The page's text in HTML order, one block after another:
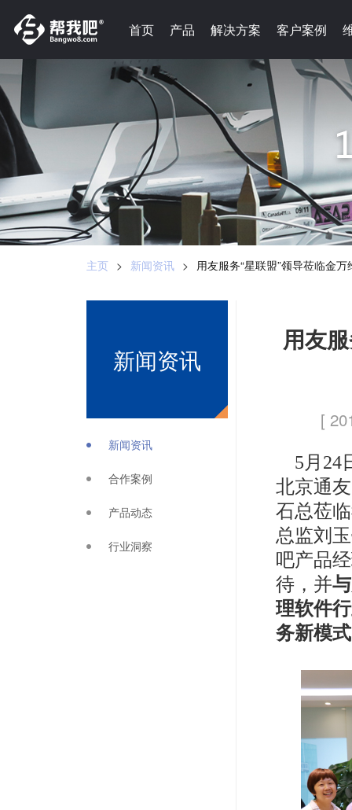
首页 产品 解决方案 客户案例
首页 产品 解决方案 客户案例
主页 > 新闻资讯 > 用友服务“星联盟”领导莅临金
新闻资讯
新闻资讯
合作案例
产品动态
行业洞察
用友
[
5月24
北京通
石总莅
总监刘
吧产品
待，并
理软件
务新模